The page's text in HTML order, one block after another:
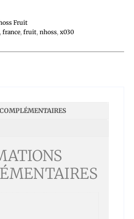
Fruit
, france, fruit, nhoss, x030